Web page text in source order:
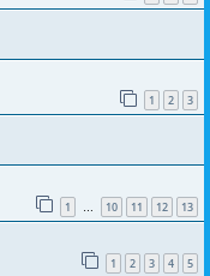
1 2 3
1 … 10 11 12 13
1 2 3 4 5